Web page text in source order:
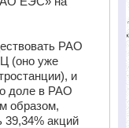
РАО
(оно уже
и
доле в РАО
образом,
39,34% акций